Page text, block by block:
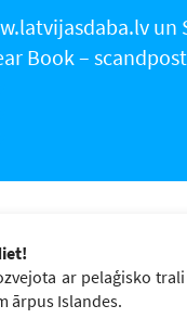
un
Book –
ar pelaģisko
ārpus Islandes.